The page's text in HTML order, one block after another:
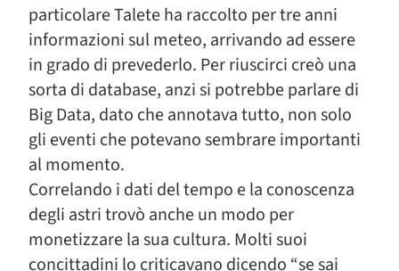
particolare Talete ha raccolto per tre anni
informazioni sul meteo, arrivando ad essere
in grado di prevederlo. Per riuscirci creò una
sorta di database, anzi si potrebbe parlare di
Big Data, dato che annotava tutto, non solo
gli eventi che potevano sembrare importanti
al momento.
Correlando i dati del tempo e la conoscenza
degli astri trovò anche un modo per
monetizzare la sua cultura. Molti suoi
concittadini lo criticavano dicendo “se sai